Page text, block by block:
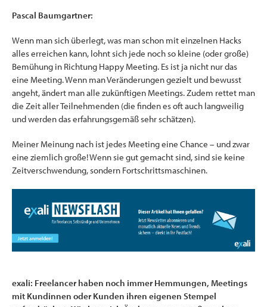
Pascal Baumgartner:
Wenn man sich überlegt, was man schon mit einzelnen Hacks
alles erreichen kann, lohnt sich jede noch so kleine (oder große)
Bemühung in Richtung Happy Meeting. Es ist ja nicht nur das
eine Meeting. Wenn man Veränderungen gezielt und bewusst
angeht, ändert man alle zukünftigen Meetings. Zudem rettet man
die Zeit aller Teilnehmenden (die finden es oft auch langweilig
und werden das erfahrungsgemäß sehr schätzen).
Meiner Meinung nach ist jedes Meeting eine Chance – und zwar
eine ziemlich große! Wenn sie gut gemacht sind, sind sie keine
Zeitverschwendung, sondern Fortschrittsmaschinen.
exali: Freelancer haben noch immer Hemmungen, Meetings
mit Kundinnen oder Kunden ihren eigenen Stempel